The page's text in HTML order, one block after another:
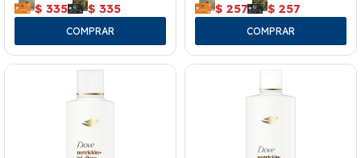
$ 335 $ 335 $ 257 $ 257